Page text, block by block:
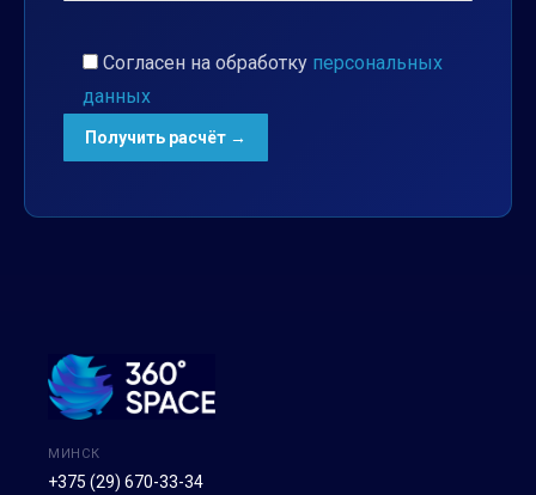
Согласен на обработку персональных
данных
МИНСК
+375 (29) 670-33-34